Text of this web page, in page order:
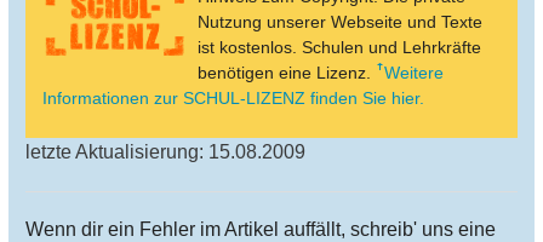
Nutzung unserer Webseite und Texte
ist kostenlos. Schulen und Lehrkräfte
benötigen eine Lizenz.
Weitere
Informationen zur SCHUL-LIZENZ finden Sie hier.
letzte Aktualisierung: 15.08.2009
Wenn dir ein Fehler im Artikel auffällt, schreib' uns eine